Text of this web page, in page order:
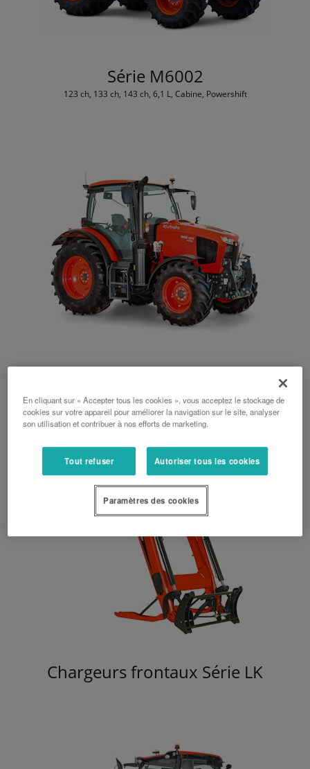
Série M6002
123 ch, 133 ch, 143 ch, 6,1 L, Cabine, Powershift
Série M6001 Utility
104 ch, 111 ch, 123 ch, 133 ch, 143 ch, Semi-Powershift, 3,8 L, 6,1 L
Chargeurs frontaux Série LK
En cliquant sur « Accepter tous les cookies », vous acceptez le stockage de
cookies sur votre appareil pour améliorer la navigation sur le site, analyser
son utilisation et contribuer à nos efforts de marketing.
Tout refuser Autoriser tous les cookies
Paramètres des cookies